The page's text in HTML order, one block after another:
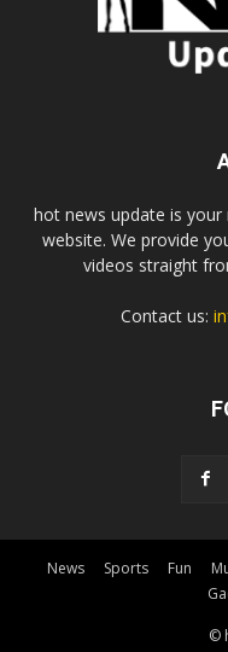
hot news update is
website. We provide
videos straight
Contact us:
News Sports Fun
©